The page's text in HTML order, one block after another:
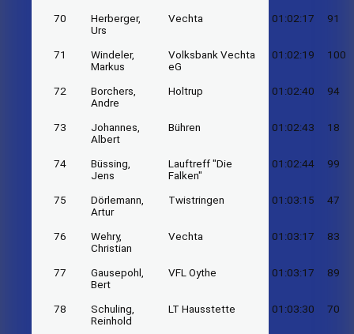
70
Herberger,
Urs
Vechta 01:02:17 91
71
Windeler,
Markus
Volksbank Vechta
eG
01:02:19 100
72
Borchers,
Andre
Holtrup 01:02:40 94
73
Johannes,
Albert
Bühren 01:02:43 18
74
Büssing,
Jens
Lauftreff "Die
Falken"
01:02:44 99
75
Dörlemann,
Artur
Twistringen 01:03:15 47
76
Wehry,
Christian
Vechta 01:03:17 83
77
Gausepohl,
Bert
VFL Oythe 01:03:17 89
78
Schuling,
Reinhold
LT Hausstette 01:03:30 70